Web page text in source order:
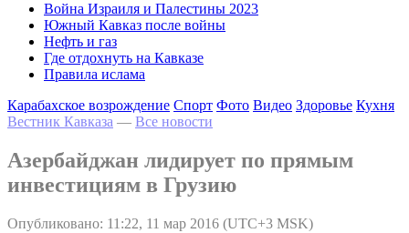
Война Израиля и Палестины 2023
Южный Кавказ после войны
Нефть и газ
Где отдохнуть на Кавказе
Правила ислама
Карабахское возрождение Спорт Фото Видео Здоровье Кухня
Вестник Кавказа — Все новости
Азербайджан лидирует по прямым
инвестициям в Грузию
Опубликовано: 11:22, 11 мар 2016 (UTC+3 MSK)